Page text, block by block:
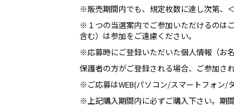
※販売期間内でも、規定枚数に達し次第、
※１つの当選案内でご参加いただけるのは
含む）は参加をご遠慮ください。
※応募時にご登録いただいた個人情報（お
保護者の方がご登録される場合、ご参加さ
※ご応募はWEB(パソコン/スマートフォン/
※上記購入期間内に必ずご購入下さい。期